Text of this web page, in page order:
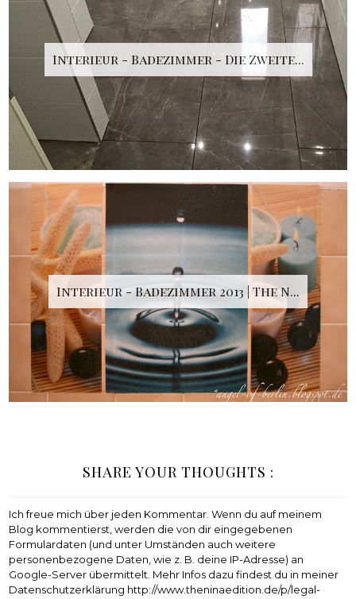
Interieur - Badezimmer - Die Zweite...
Interieur - Badezimmer 2013 | The N...
SHARE YOUR THOUGHTS :
Ich freue mich über jeden Kommentar. Wenn du auf meinem
Blog kommentierst, werden die von dir eingegebenen
Formulardaten (und unter Umständen auch weitere
personenbezogene Daten, wie z. B. deine IP-Adresse) an
Google-Server übermittelt. Mehr Infos dazu findest du in meiner
Datenschutzerklärung http://www.theninaedition.de/p/legal-